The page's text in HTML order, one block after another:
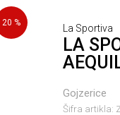
20 % La Sportiva
LA
Gojzerice
Šifra artikla: